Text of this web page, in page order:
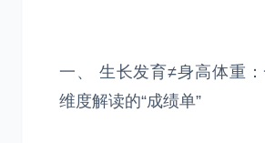
一、 生长发育≠身高体重
维度解读的“成绩单”